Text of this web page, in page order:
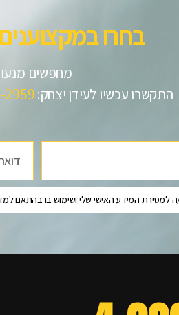
בחרו
מחפשים
התקשרו עכשיו לעידן יצחק:2959
למסירת המידע האישי שלי ושימוש בו בהתאם